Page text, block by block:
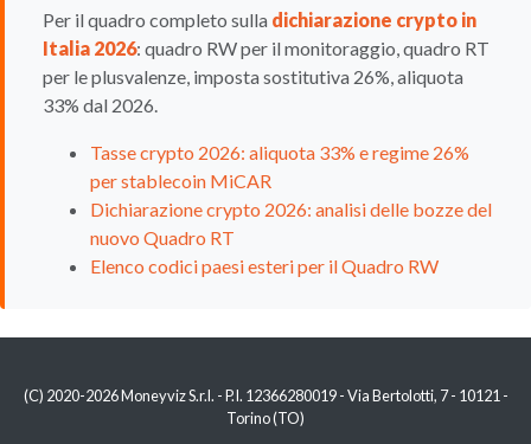
Per il quadro completo sulla dichiarazione crypto in
Italia 2026: quadro RW per il monitoraggio, quadro RT
per le plusvalenze, imposta sostitutiva 26%, aliquota
33% dal 2026.
Tasse crypto 2026: aliquota 33% e regime 26%
per stablecoin MiCAR
Dichiarazione crypto 2026: analisi delle bozze del
nuovo Quadro RT
Elenco codici paesi esteri per il Quadro RW
(C) 2020-2026 Moneyviz S.r.l. - P.I. 12366280019 - Via Bertolotti, 7 - 10121 -
Torino (TO)